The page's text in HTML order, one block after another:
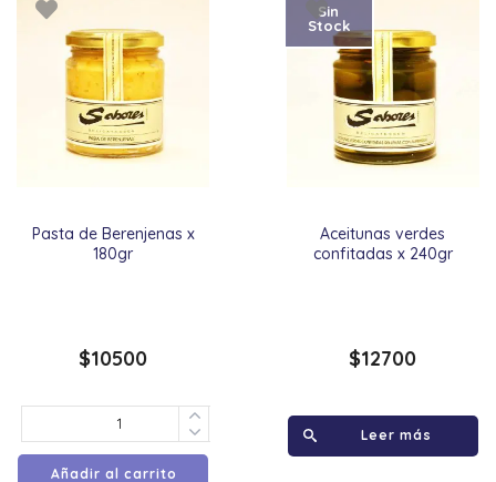
Pasta de Berenjenas x
180gr
$10500
Añadir al carrito
Aceitunas verdes
confitadas x 240gr
Sin
Stock
$12700
Leer más